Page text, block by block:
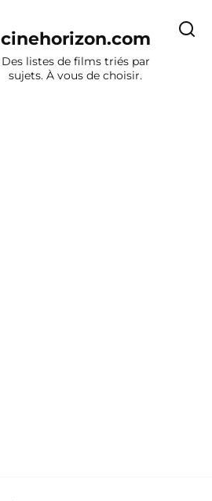
cinehorizon.com
Des listes de films triés par
sujets. À vous de choisir.